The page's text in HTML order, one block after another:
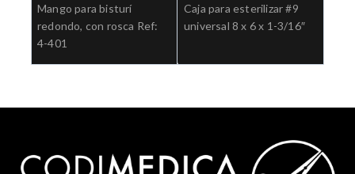
Mango para bisturí
redondo, con rosca Ref:
4-401
Caja para esterilizar #9
universal 8 x 6 x 1-3/16″